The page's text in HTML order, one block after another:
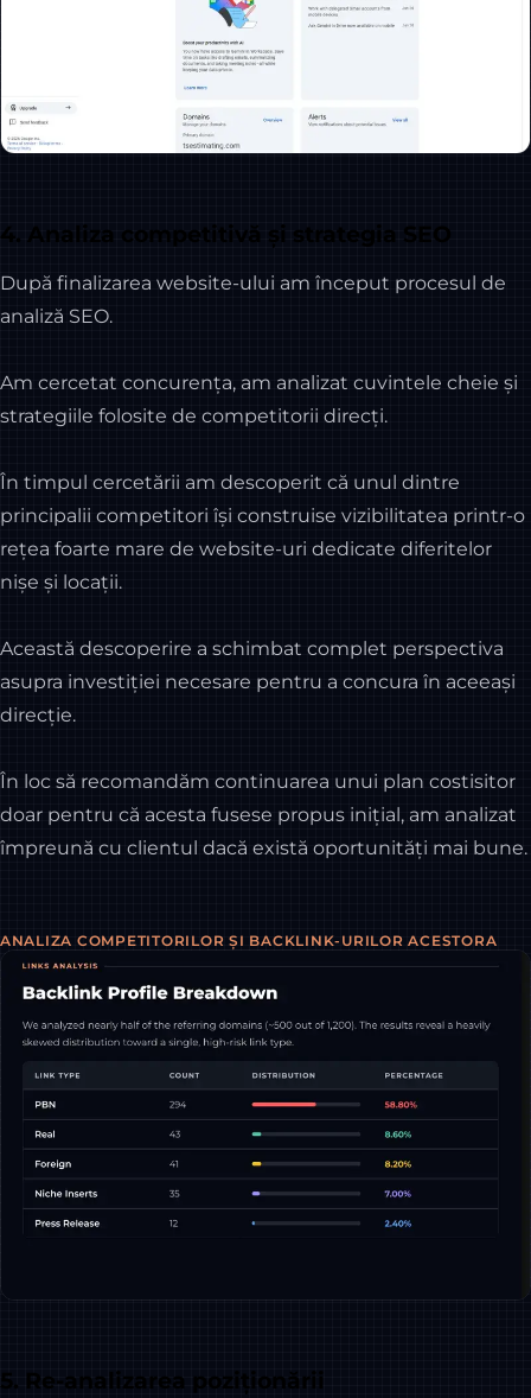
4. Analiza competitivă și strategia SEO
După finalizarea website-ului am început procesul de
analiză SEO.
Am cercetat concurența, am analizat cuvintele cheie și
strategiile folosite de competitorii direcți.
În timpul cercetării am descoperit că unul dintre
principalii competitori își construise vizibilitatea printr-o
rețea foarte mare de website-uri dedicate diferitelor
nișe și locații.
Această descoperire a schimbat complet perspectiva
asupra investiției necesare pentru a concura în aceeași
direcție.
În loc să recomandăm continuarea unui plan costisitor
doar pentru că acesta fusese propus inițial, am analizat
împreună cu clientul dacă există oportunități mai bune.
ANALIZA COMPETITORILOR ȘI BACKLINK-URILOR ACESTORA
5. Re-analizarea poziționării